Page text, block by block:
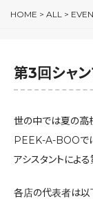
HOME > ALL >
第3回シャ
世の中では夏の高
PEEK-A-BOOで
アシスタントによ
各店の代表者は以